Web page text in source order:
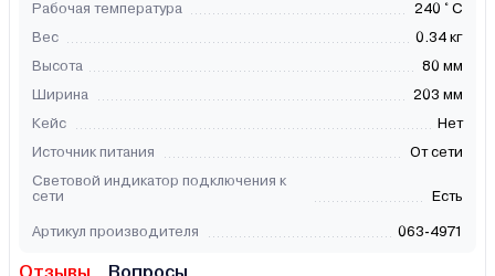
Рабочая температура
240 ° С
Вес
0.34 кг
Высота
80 мм
Ширина
203 мм
Кейс
Нет
Источник питания
От сети
Световой индикатор подключения к
сети
Есть
Артикул производителя 063-4971